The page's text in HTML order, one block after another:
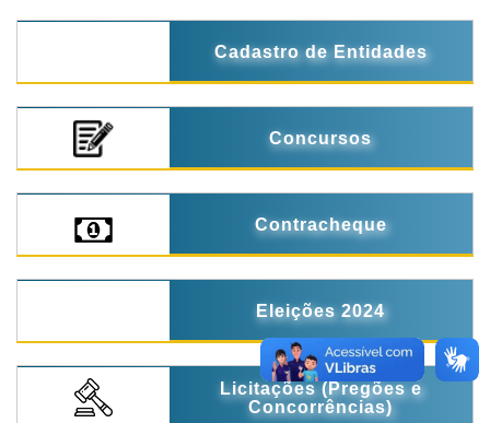
Cadastro de Entidades
Concursos
Contracheque
Eleições 2024
Licitações (Pregões e
Concorrências)